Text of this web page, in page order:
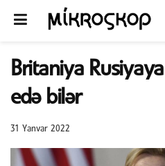
Britaniya
edə bilər
31 Yanvar 2022